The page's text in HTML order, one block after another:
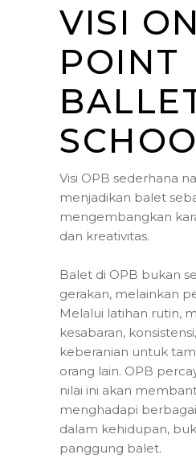
VISI ON
POINT
Visi OPB sederhana
menjadikan balet
mengembangkan
dan kreativitas.
Balet di OPB bukan
gerakan, melainkan
Melalui latihan rutin,
kesabaran,
keberanian untuk
orang lain. OPB
nilai ini akan
menghadapi
dalam kehidupan,
panggung balet.